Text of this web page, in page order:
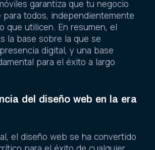
garantiza que tu negocio
para todos, independientemente
que utilicen. En resumen, el
la base sobre la que se
digital, y una base
para el éxito a largo
del diseño web en la era
el diseño web se ha convertido